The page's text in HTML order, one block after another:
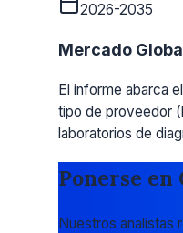
2026-2035
Mercado
El informe abarca
tipo de proveedor
laboratorios de
Ponerse en
Nuestros analistas